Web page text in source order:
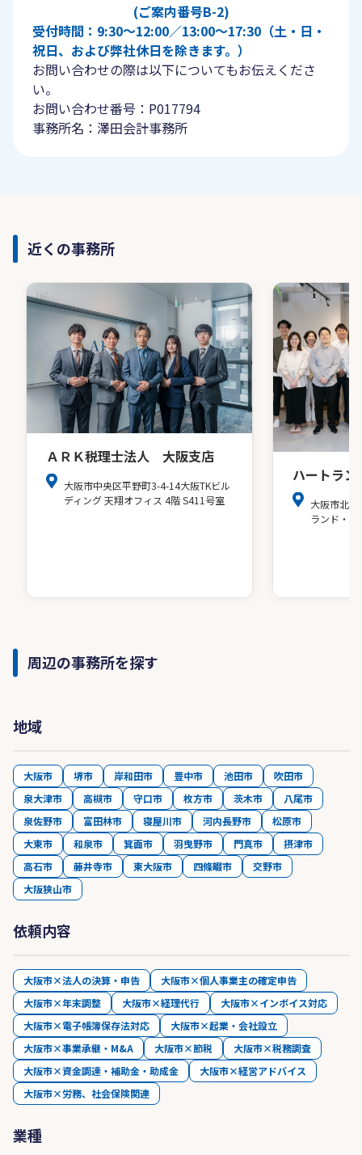
(ご案内番号B-2)
受付時間：9:30〜12:00／13:00〜17:30（土・日・
祝日、および弊社休日を除きます。）
お問い合わせの際は以下についてもお伝えくださ
い。
お問い合わせ番号：P017794
事務所名：澤田会計事務所
近くの事務所
ＡＲＫ税理士法人 大阪支店
大阪市中央区平野町3-4-14大阪TKビル
ディング 天翔オフィス 4階 S411号室
ハートラ
大阪市北
ランド・
周辺の事務所を探す
地域
大阪市 堺市 岸和田市 豊中市 池田市
吹田市
泉大津市
高槻市 守口市 枚方市 茨木市
八尾市
泉佐野市
富田林市 寝屋川市 河内長野市
松原市
大東市
和泉市 箕面市 羽曳野市 門真市
摂津市
高石市
藤井寺市 東大阪市 四條畷市
交野市
大阪狭山市
依頼内容
大阪市×法人の決算・申告
大阪市×個人事業主の確定申告
大阪市×年末調整
大阪市×経理代行
大阪市×インボイス対応
大阪市×電子帳簿保存法対応
大阪市×起業・会社設立
大阪市×事業承継・M&A
大阪市×節税
大阪市×税務調査
大阪市×資金調達・補助金・助成金
大阪市×経営アドバイス
大阪市×労務、社会保険関連
業種